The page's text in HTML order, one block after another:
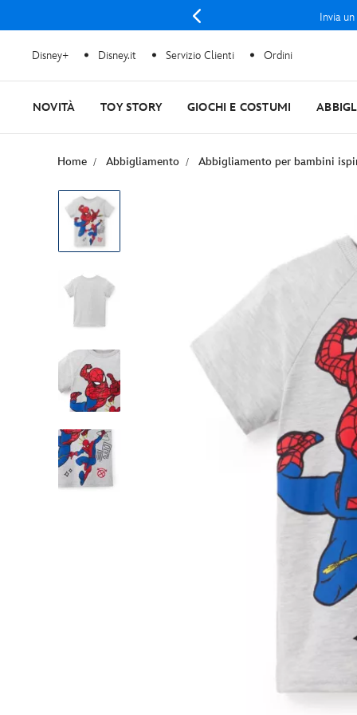
Invia
Disney+ Disney.it Servizio Clienti Ordini
NOVITÀ TOY STORY GIOCHI E COSTUMI
Home Abbigliamento Abbigliamento per bambini